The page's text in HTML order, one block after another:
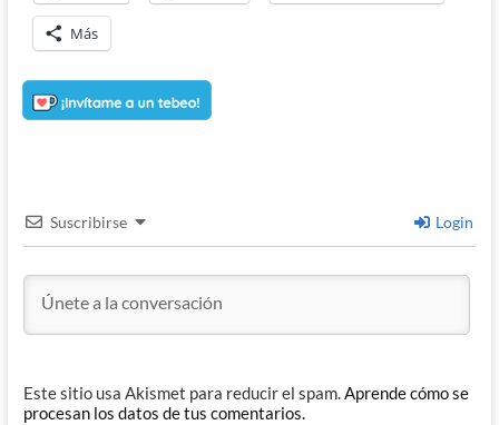
Más
Suscribirse Login
Este sitio usa Akismet para reducir el spam.Aprende cómo se
procesan los datos de tus comentarios.